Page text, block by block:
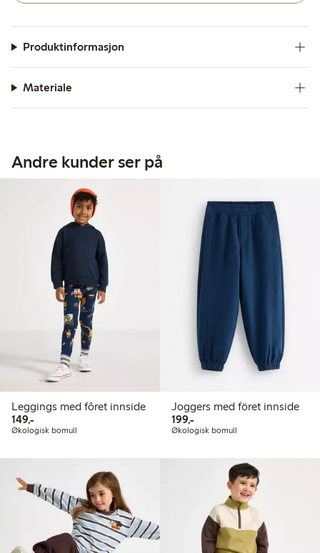
Produktinformasjon
Materiale
Andre kunder ser på
Leggings med fôret innside
149,-149,00 kr
Økologisk bomull
Joggers med föret innside
199,-199,00 kr
Økologisk bomull